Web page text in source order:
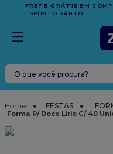
FRETE GRÁTIS EM
ESPÍRITO SANTO
O que você procura?
FESTAS
Forma P/ Doce Lirio C/ 40
TERMOS MAIS BUSCADOS
leite condensado